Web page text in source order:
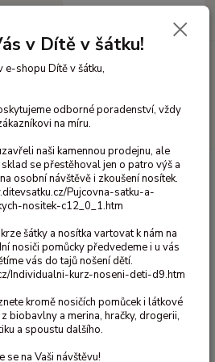
0 Kč
Kalhotky dívčí klasické bavlna
- Hvězdičky 122/128
Popolini -
128
v Dítě v šátku!
e-shopu Dítě v šátku,
odborné poradenství, vždy
na míru.
naši kamennou prodejnu, ale
se přestěhoval jen o patro výš a
osobní návštěvě i zkoušení nosítek.
Pujcovna-satku-a-
nositek-c12_0_1.htm
šátky a nosítka vartovat k nám na
nosiči pomůcky předvedeme i u vás
vás do tajů nošení dětí.
Individualni-kurz-noseni-deti-d9.htm
kromě nosičích pomůcek i látkové
biobavlny a merina, hračky, drogerii,
a spoustu dalšího.
se na Vaši návštěvu!